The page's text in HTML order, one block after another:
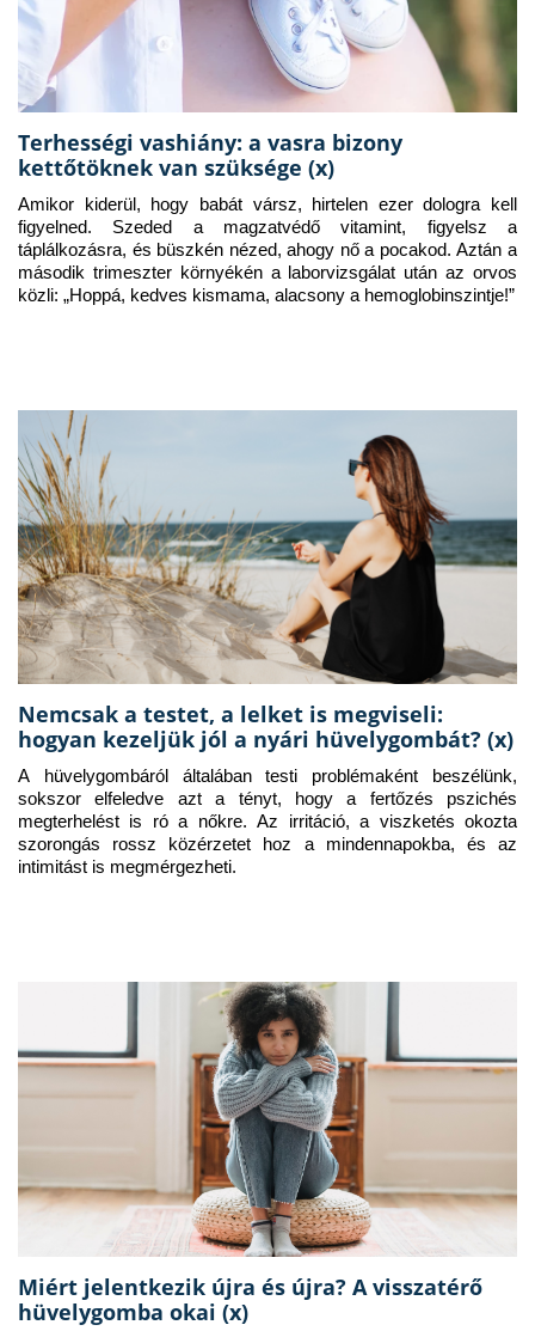
Terhességi vashiány: a vasra bizony
kettőtöknek van szüksége (x)
Amikor kiderül, hogy babát vársz, hirtelen ezer dologra kell
figyelned. Szeded a magzatvédő vitamint, figyelsz a
táplálkozásra, és büszkén nézed, ahogy nő a pocakod. Aztán a
második trimeszter környékén a laborvizsgálat után az orvos
közli: „Hoppá, kedves kismama, alacsony a hemoglobinszintje!”
Nemcsak a testet, a lelket is megviseli:
hogyan kezeljük jól a nyári hüvelygombát? (x)
A hüvelygombáról általában testi problémaként beszélünk,
sokszor elfeledve azt a tényt, hogy a fertőzés pszichés
megterhelést is ró a nőkre. Az irritáció, a viszketés okozta
szorongás rossz közérzetet hoz a mindennapokba, és az
intimitást is megmérgezheti.
Miért jelentkezik újra és újra? A visszatérő
hüvelygomba okai (x)